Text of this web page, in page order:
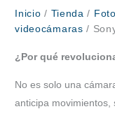
Inicio / Tienda /
videocámaras /
¿Por qué
No es solo una
anticipa movimientos,